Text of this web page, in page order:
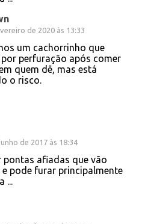
de 2020 às 13:33
um cachorrinho que
perfuração após comer
quem dê, mas está
o risco.
de 2017 às 18:34
pontas afiadas que vão
pode furar principalmente
...